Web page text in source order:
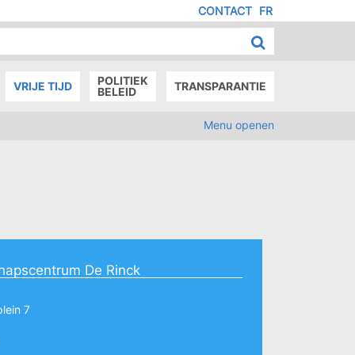
FR
CONTACT
VRIJE TIJD
POLITIEK
BELEID
TRANSPARANTIE
Menu openen
De Rinck
7